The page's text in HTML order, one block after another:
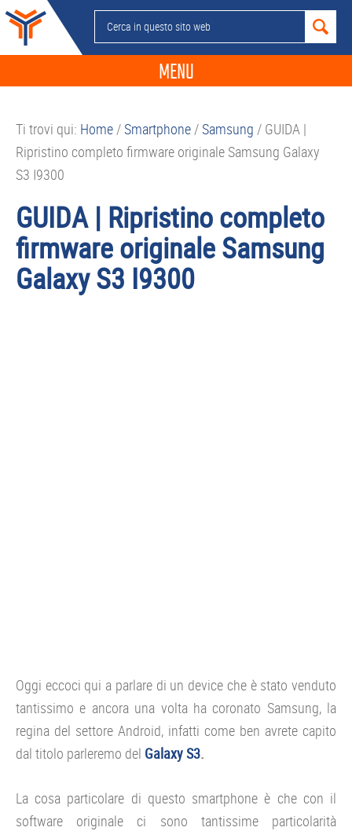
Passa
alla
navigazione
Passa
contenuto
Passa
alla
barra
Passa
piè
Cerca
in
sito
MENU
GUIDE ACQUISTO
TABLET
APP
Ti trovi qui: Home/Smartphone/Samsung / GUIDA |
Ripristino completo firmware originale Samsung Galaxy
S3 I9300
GUIDA | Ripristino completo
firmware originale Samsung
Galaxy S3 I9300
Oggi eccoci qui a parlare di un device che è stato venduto
tantissimo e ancora una volta ha coronato Samsung, la
regina del settore Android, infatti come ben avrete capito
dal titolo parleremo del Galaxy S3.
La cosa particolare di questo smartphone è che con il
software originale ci sono tantissime particolarità